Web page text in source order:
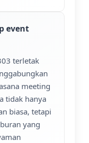
event
terletak
meeting
tidak hanya
biasa, tetapi
yang